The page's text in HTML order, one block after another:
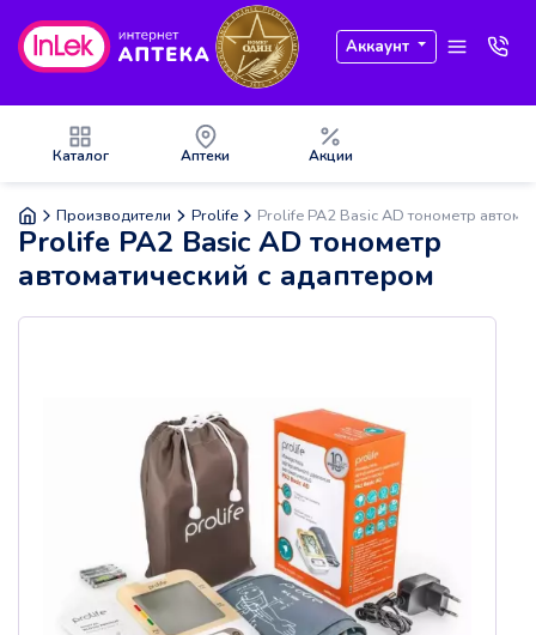
Аккаунт
Каталог Аптеки Акции
Производители Prolife Prolife PA2 Basic AD тонометр
Prolife PA2 Basic AD тонометр
автоматический с адаптером